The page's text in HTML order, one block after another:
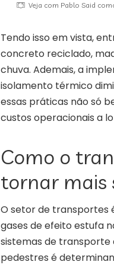
Veja com Pablo Said
Tendo isso em vista,
concreto reciclado,
chuva. Ademais, a
isolamento térmico
essas práticas não só
custos operacionais a
Como o
tornar mais
O setor de transportes
gases de efeito estufa
sistemas de
pedestres é